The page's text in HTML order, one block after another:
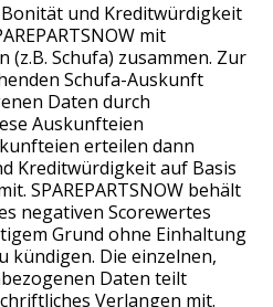
und Kreditwürdigkeit
mit
Schufa) zusammen. Zur
Schufa-Auskunft
Daten durch
Auskunfteien
erteilen dann
Kreditwürdigkeit auf Basis
SPAREPARTSNOW behält
negativen Scorewertes
Grund ohne Einhaltung
kündigen. Die einzelnen,
Daten teilt
Verlangen mit.